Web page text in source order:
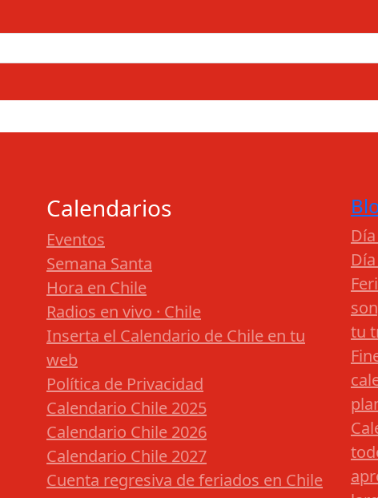
Calendarios
Eventos
Semana Santa
Hora en Chile
Radios en vivo · Chile
Inserta el Calendario de Chile en tu
web
Política de Privacidad
Calendario Chile 2025
Calendario Chile 2026
Calendario Chile 2027
Cuenta regresiva de feriados en Chile
tu